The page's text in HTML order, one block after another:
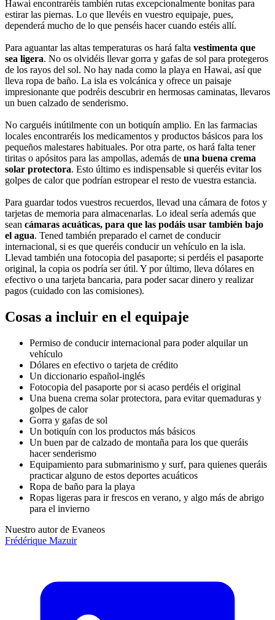
Hawai encontraréis también rutas excepcionalmente bonitas para
estirar las piernas. Lo que llevéis en vuestro equipaje, pues,
dependerá mucho de lo que penséis hacer cuando estéis allí.
Para aguantar las altas temperaturas os hará falta vestimenta que
sea ligera. No os olvidéis llevar gorra y gafas de sol para protegeros
de los rayos del sol. No hay nada como la playa en Hawai, así que
lleva ropa de baño. La isla es volcánica y ofrece un paisaje
impresionante que podréis descubrir en hermosas caminatas, llevaros
un buen calzado de senderismo.
No carguéis inútilmente con un botiquín amplio. En las farmacias
locales encontraréis los medicamentos y productos básicos para los
pequeños malestares habituales. Por otra parte, os hará falta tener
tiritas o apósitos para las ampollas, además de una buena crema
solar protectora. Esto último es indispensable si queréis evitar los
golpes de calor que podrían estropear el resto de vuestra estancia.
Para guardar todos vuestros recuerdos, llevad una cámara de fotos y
tarjetas de memoria para almacenarlas. Lo ideal sería además que
sean cámaras acuáticas, para que las podáis usar también bajo
el agua. Tened también preparado el carnet de conducir
internacional, si es que queréis conducir un vehículo en la isla.
Llevad también una fotocopia del pasaporte; si perdéis el pasaporte
original, la copia os podría ser útil. Y por último, lleva dólares en
efectivo o una tarjeta bancaria, para poder sacar dinero y realizar
pagos (cuidado con las comisiones).
Cosas a incluir en el equipaje
Permiso de conducir internacional para poder alquilar un
vehículo
Dólares en efectivo o tarjeta de crédito
Un diccionario español-inglés
Fotocopia del pasaporte por si acaso perdéis el original
Una buena crema solar protectora, para evitar quemaduras y
golpes de calor
Gorra y gafas de sol
Un botiquín con los productos más básicos
Un buen par de calzado de montaña para los que queráis
hacer senderismo
Equipamiento para submarinismo y surf, para quienes queráis
practicar alguno de estos deportes acuáticos
Ropa de baño para la playa
Ropas ligeras para ir frescos en verano, y algo más de abrigo
para el invierno
Nuestro autor de Evaneos
Frédérique Mazuir